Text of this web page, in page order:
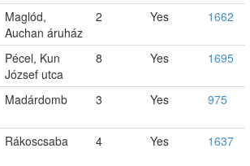
Maglód,
Auchan áruház
2 Yes 1662
Pécel, Kun
József utca
8 Yes 1695
Madárdomb 3 Yes 975
Rákoscsaba 4 Yes 1637